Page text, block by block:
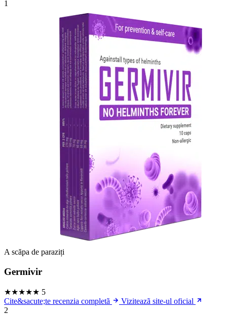
1
A scăpa de paraziți
Germivir
★★★★★ 5
Cite&sacute;te recenzia completã
Viziteazã site-ul oficial
2